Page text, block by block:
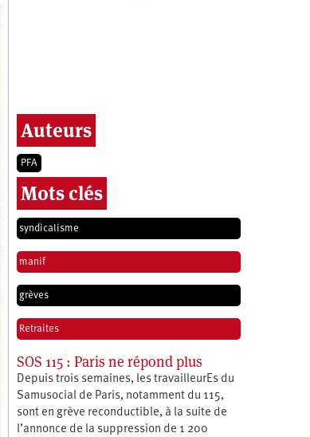
Auteurs
PFA
Mots clés
syndicalisme
manif
grèves
Retraites
SOS 115 : Paris ne répond plus
Depuis trois semaines, les travailleurEs du
Samusocial de Paris, notamment du 115,
sont en grève reconductible, à la suite de
l’annonce de la suppression de 1 200